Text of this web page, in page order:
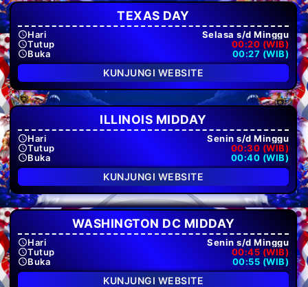
TEXAS DAY
Hari
Selasa s/d Minggu
Tutup
00:20 (WIB)
Buka
00:27 (WIB)
KUNJUNGI WEBSITE
ILLINOIS MIDDAY
Hari
Senin s/d Minggu
Tutup
00:30 (WIB)
Buka
00:40 (WIB)
KUNJUNGI WEBSITE
WASHINGTON DC MIDDAY
Hari
Senin s/d Minggu
Tutup
00:45 (WIB)
Buka
00:55 (WIB)
KUNJUNGI WEBSITE